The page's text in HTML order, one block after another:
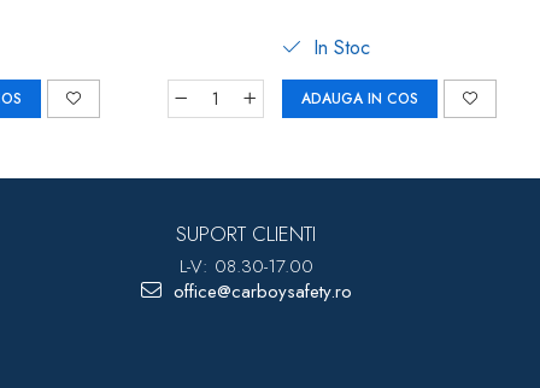
In Stoc
ADAUGA IN COS
SUPORT CLIENTI
L-V: 08.30-17.00
office@carboysafety.ro